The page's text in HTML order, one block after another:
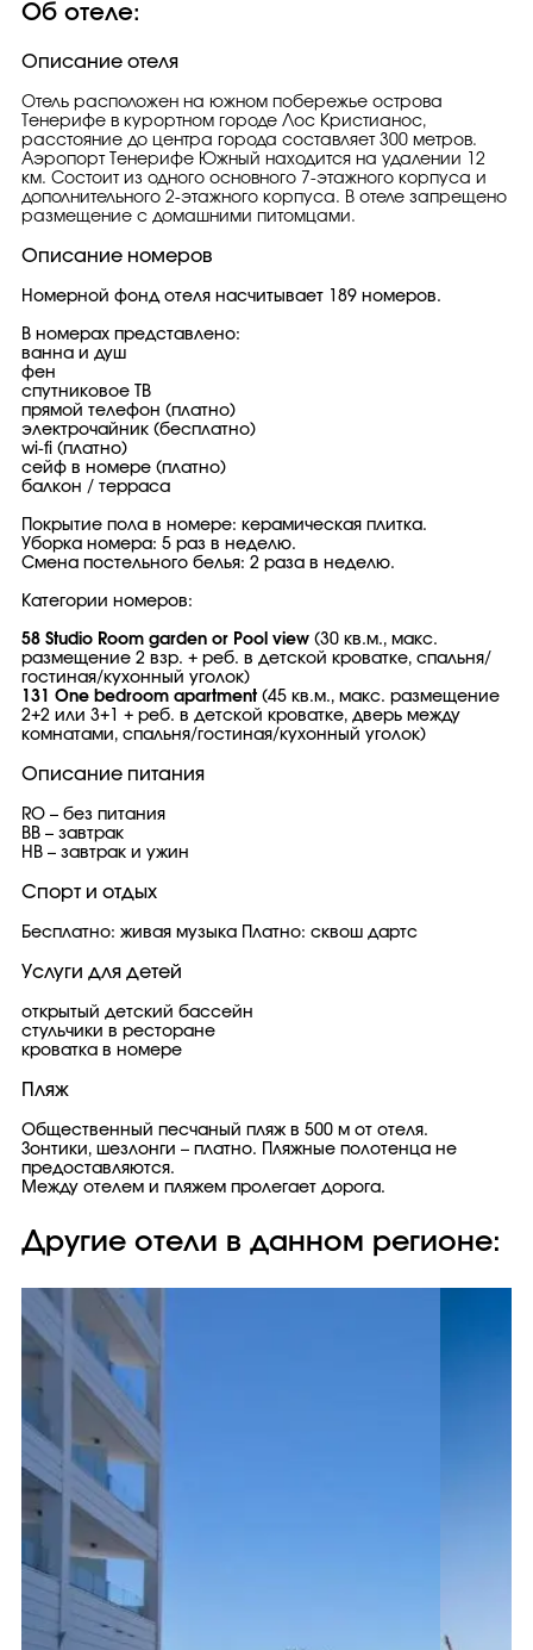
Об отеле:
Описание отеля
Отель расположен на южном побережье острова
Тенерифе в курортном городе Лос Кристианос,
расстояние до центра города составляет 300 метров.
Аэропорт Тенерифе Южный находится на удалении 12
км. Состоит из одного основного 7-этажного корпуса и
дополнительного 2-этажного корпуса. В отеле запрещено
размещение с домашними питомцами.
Описание номеров
Номерной фонд отеля насчитывает 189 номеров.
В номерах представлено:
ванна и душ
фен
спутниковое ТВ
прямой телефон (платно)
электрочайник (бесплатно)
wi-fi (платно)
сейф в номере (платно)
балкон / терраса
Покрытие пола в номере: керамическая плитка.
Уборка номера: 5 раз в неделю.
Смена постельного белья: 2 раза в неделю.
Категории номеров:
58 Studio Room garden or Pool view (30 кв.м., макс.
размещение 2 взр. + реб. в детской кроватке, спальня/
гостиная/кухонный уголок)
131 One bedroom apartment (45 кв.м., макс. размещение
2+2 или 3+1 + реб. в детской кроватке, дверь между
комнатами, спальня/гостиная/кухонный уголок)
Описание питания
RO – без питания
BB – завтрак
HB – завтрак и ужин
Спорт и отдых
Бесплатно: живая музыка Платно: сквош дартс
Услуги для детей
открытый детский бассейн
стульчики в ресторане
кроватка в номере
Пляж
Общественный песчаный пляж в 500 м от отеля.
Зонтики, шезлонги – платно. Пляжные полотенца не
предоставляются.
Между отелем и пляжем пролегает дорога.
Другие отели в данном регионе: